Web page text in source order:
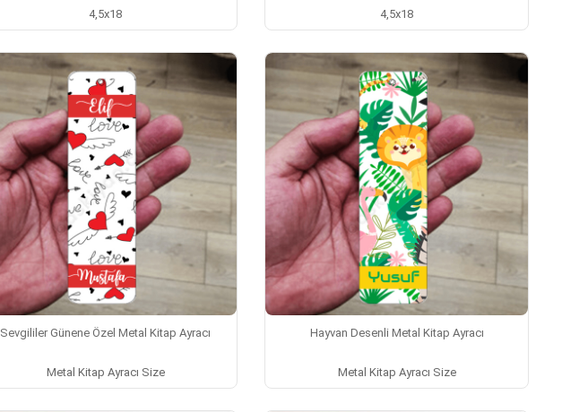
4,5x18 4,5x18
Sevgililer Günene Özel Metal Kitap Ayracı
Metal Kitap Ayracı Size
Hayvan Desenli Metal Kitap Ayracı
Metal Kitap Ayracı Size